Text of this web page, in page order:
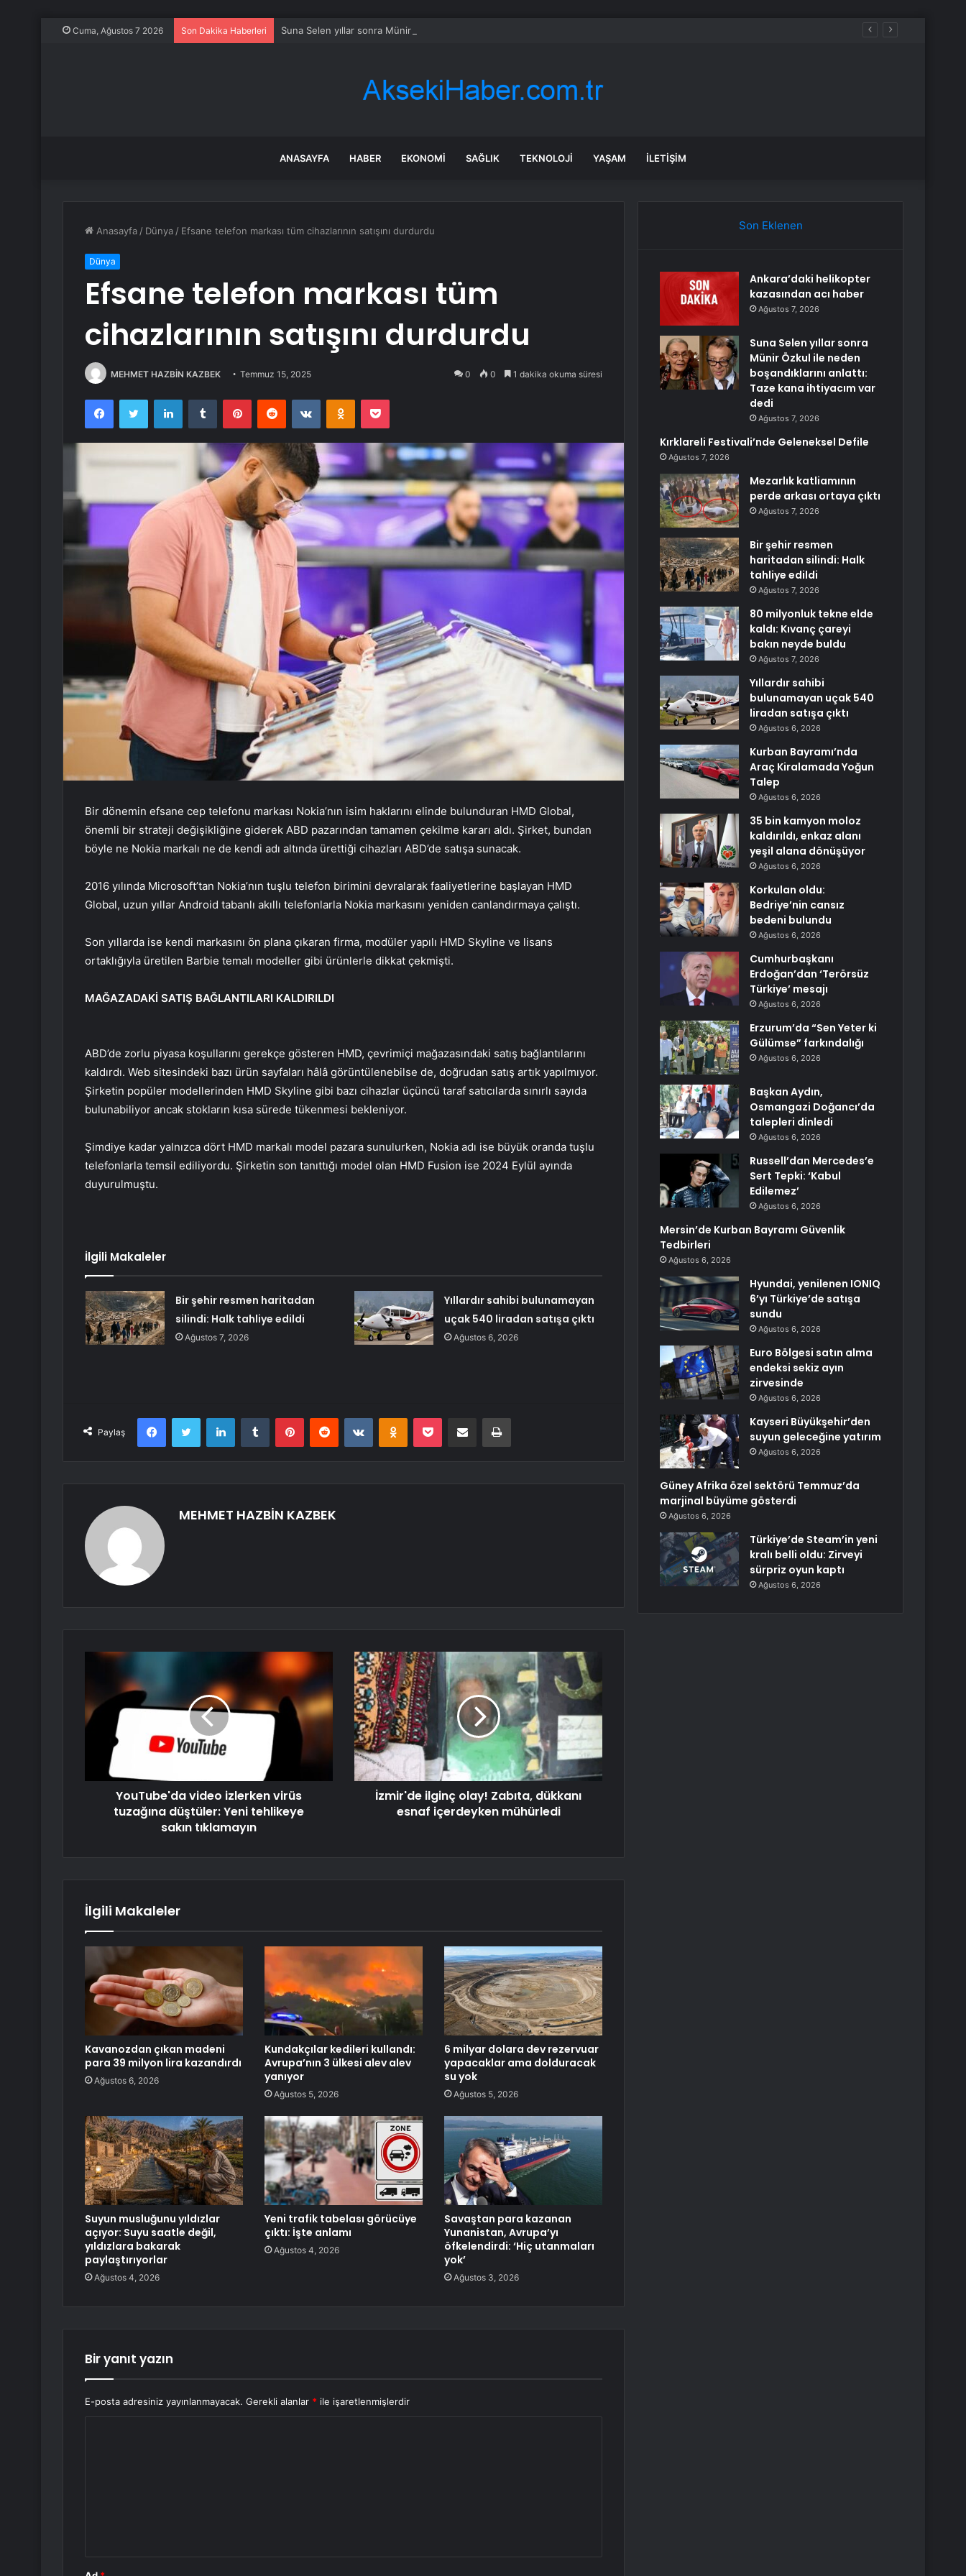
Cuma, Ağustos 7 2026 Son Dakika Haberleri Suna Selen yıllar sonra Münir Özkul ile neden boşandıklarını anlattı: Taze kana ihtiyacım var dedi
ANASAYFA HABER EKONOMI SAĞLIK TEKNOLOJI YAŞAM İLETIŞIM
Anasayfa / Dünya / Efsane telefon markası tüm cihazlarının satışını durdurdu
Dünya
Efsane telefon markası tüm
cihazlarının satışını durdurdu
MEHMET HAZBİN KAZBEK Temmuz 15, 2025 0 0 1 dakika okuma süresi
FacebookTwitter LinkedInTumblr PinterestReddit VKontakteOdnoklassniki
Pocket
Bir dönemin efsane cep telefonu markası Nokia’nın isim haklarını elinde bulunduran HMD Global,
önemli bir strateji değişikliğine giderek ABD pazarından tamamen çekilme kararı aldı. Şirket, bundan
böyle ne Nokia markalı ne de kendi adı altında ürettiği cihazları ABD’de satışa sunacak.
2016 yılında Microsoft’tan Nokia’nın tuşlu telefon birimini devralarak faaliyetlerine başlayan HMD
Global, uzun yıllar Android tabanlı akıllı telefonlarla Nokia markasını yeniden canlandırmaya çalıştı.
Son yıllarda ise kendi markasını ön plana çıkaran firma, modüler yapılı HMD Skyline ve lisans
ortaklığıyla üretilen Barbie temalı modeller gibi ürünlerle dikkat çekmişti.
MAĞAZADAKİ SATIŞ BAĞLANTILARI KALDIRILDI
ABD’de zorlu piyasa koşullarını gerekçe gösteren HMD, çevrimiçi mağazasındaki satış bağlantılarını
kaldırdı. Web sitesindeki bazı ürün sayfaları hâlâ görüntülenebilse de, doğrudan satış artık yapılmıyor.
Şirketin popüler modellerinden HMD Skyline gibi bazı cihazlar üçüncü taraf satıcılarda sınırlı sayıda
bulunabiliyor ancak stokların kısa sürede tükenmesi bekleniyor.
Şimdiye kadar yalnızca dört HMD markalı model pazara sunulurken, Nokia adı ise büyük oranda tuşlu
telefonlarla temsil ediliyordu. Şirketin son tanıttığı model olan HMD Fusion ise 2024 Eylül ayında
duyurulmuştu.
İlgili Makaleler
Bir şehir resmen haritadan
silindi: Halk tahliye edildi
Ağustos 7, 2026
Yıllardır sahibi bulunamayan
uçak 540 liradan satışa çıktı
Ağustos 6, 2026
Paylaş
FacebookTwitter LinkedInTumblr PinterestReddit VKontakteOdnoklassniki
Pocket E-Posta ile paylaş Yazdır
MEHMET HAZBİN KAZBEK
YouTube'da video izlerken virüs
tuzağına düştüler: Yeni tehlikeye
sakın tıklamayın
İzmir'de ilginç olay! Zabıta, dükkanı
esnaf içerdeyken mühürledi
İlgili Makaleler
Kavanozdan çıkan madeni
para 39 milyon lira kazandırdı
Ağustos 6, 2026
Kundakçılar kedileri kullandı:
Avrupa’nın 3 ülkesi alev alev
yanıyor
Ağustos 5, 2026
6 milyar dolara dev rezervuar
yapacaklar ama dolduracak
su yok
Ağustos 5, 2026
Suyun musluğunu yıldızlar
açıyor: Suyu saatle değil,
yıldızlara bakarak
paylaştırıyorlar
Ağustos 4, 2026
Yeni trafik tabelası görücüye
çıktı: İşte anlamı
Ağustos 4, 2026
Savaştan para kazanan
Yunanistan, Avrupa’yı
öfkelendirdi: ‘Hiç utanmaları
yok’
Ağustos 3, 2026
Bir yanıt yazın
E-posta adresiniz yayınlanmayacak. Gerekli alanlar * ile işaretlenmişlerdir
Son Eklenen
Ankara’daki helikopter
kazasından acı haber
Ağustos 7, 2026
Suna Selen yıllar sonra
Münir Özkul ile neden
boşandıklarını anlattı:
Taze kana ihtiyacım var
dedi
Ağustos 7, 2026
Kırklareli Festivali’nde Geleneksel Defile
Ağustos 7, 2026
Mezarlık katliamının
perde arkası ortaya çıktı
Ağustos 7, 2026
Bir şehir resmen
haritadan silindi: Halk
tahliye edildi
Ağustos 7, 2026
80 milyonluk tekne elde
kaldı: Kıvanç çareyi
bakın neyde buldu
Ağustos 7, 2026
Yıllardır sahibi
bulunamayan uçak 540
liradan satışa çıktı
Ağustos 6, 2026
Kurban Bayramı’nda
Araç Kiralamada Yoğun
Talep
Ağustos 6, 2026
35 bin kamyon moloz
kaldırıldı, enkaz alanı
yeşil alana dönüşüyor
Ağustos 6, 2026
Korkulan oldu:
Bedriye’nin cansız
bedeni bulundu
Ağustos 6, 2026
Cumhurbaşkanı
Erdoğan’dan ‘Terörsüz
Türkiye’ mesajı
Ağustos 6, 2026
Erzurum’da “Sen Yeter ki
Gülümse” farkındalığı
Ağustos 6, 2026
Başkan Aydın,
Osmangazi Doğancı’da
talepleri dinledi
Ağustos 6, 2026
Russell’dan Mercedes’e
Sert Tepki: ‘Kabul
Edilemez’
Ağustos 6, 2026
Mersin’de Kurban Bayramı Güvenlik
Tedbirleri
Ağustos 6, 2026
Hyundai, yenilenen IONIQ
6’yı Türkiye’de satışa
sundu
Ağustos 6, 2026
Euro Bölgesi satın alma
endeksi sekiz ayın
zirvesinde
Ağustos 6, 2026
Kayseri Büyükşehir’den
suyun geleceğine yatırım
Ağustos 6, 2026
Güney Afrika özel sektörü Temmuz’da
marjinal büyüme gösterdi
Ağustos 6, 2026
Türkiye’de Steam’in yeni
kralı belli oldu: Zirveyi
sürpriz oyun kaptı
Ağustos 6, 2026